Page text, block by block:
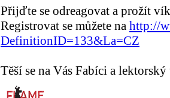
Přijďte se odreagovat a prožít
Registrovat se můžete na http://
DefinitionID=133&La=CZ
Těší se na Vás Fabíci a lektorský